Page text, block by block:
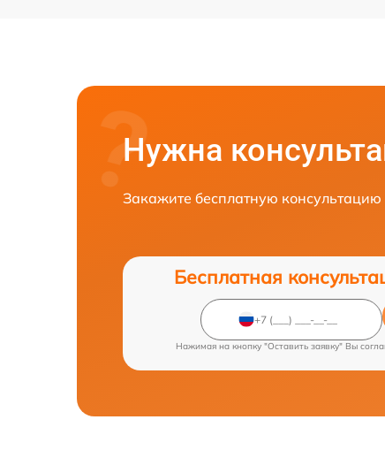
Нужна
Закажите бесплатную консультацию
Бесплатная
Нажимая на кнопку "Оставить заявку" Вы